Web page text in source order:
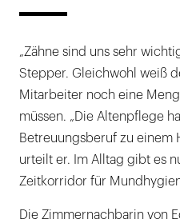
„Zähne sind uns sehr
Stepper. Gleichwohl weiß
Mitarbeiter noch eine
müssen. „Die Altenpflege
Betreuungsberuf zu einem
urteilt er. Im Alltag gibt es
Zeitkorridor für
Die Zimmernachbarin von